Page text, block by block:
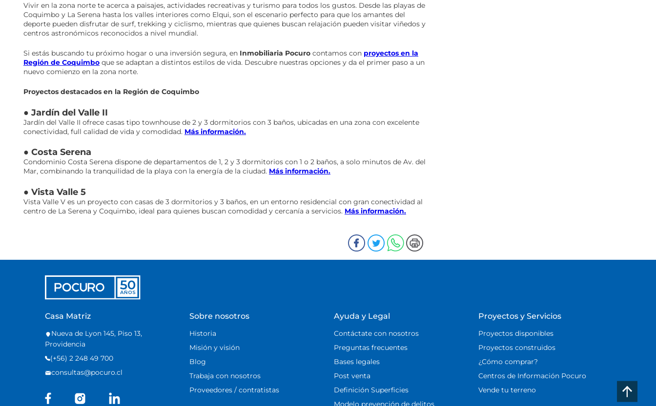
Vivir en la zona norte te acerca a paisajes, actividades recreativas y turismo para todos los gustos. Desde las playas de
Coquimbo y La Serena hasta los valles interiores como Elqui, son el escenario perfecto para que los amantes del
deporte pueden disfrutar de surf, trekking y ciclismo, mientras que quienes buscan relajación pueden visitar viñedos y
centros astronómicos reconocidos a nivel mundial.
Si estás buscando tu próximo hogar o una inversión segura, en Inmobiliaria Pocuro contamos con proyectos en la
Región de Coquimbo que se adaptan a distintos estilos de vida. Descubre nuestras opciones y da el primer paso a un
nuevo comienzo en la zona norte.
Proyectos destacados en la Región de Coquimbo
● Jardín del Valle II
Jardín del Valle II ofrece casas tipo townhouse de 2 y 3 dormitorios con 3 baños, ubicadas en una zona con excelente
conectividad, full calidad de vida y comodidad. Más información.
● Costa Serena
Condominio Costa Serena dispone de departamentos de 1, 2 y 3 dormitorios con 1 o 2 baños, a solo minutos de Av. del
Mar, combinando la tranquilidad de la playa con la energía de la ciudad. Más información.
● Vista Valle 5
Vista Valle V es un proyecto con casas de 3 dormitorios y 3 baños, en un entorno residencial con gran conectividad al
centro de La Serena y Coquimbo, ideal para quienes buscan comodidad y cercanía a servicios. Más información.
Casa Matriz
Nueva de Lyon 145, Piso 13,
Providencia
(+56) 2 248 49 700
consultas@pocuro.cl
Sobre nosotros
Historia
Misión y visión
Blog
Trabaja con nosotros
Proveedores / contratistas
Ayuda y Legal
Contáctate con nosotros
Preguntas frecuentes
Bases legales
Post venta
Definición Superficies
Modelo prevención de delitos
Proyectos y Servicios
Proyectos disponibles
Proyectos construidos
¿Cómo comprar?
Centros de Información Pocuro
Vende tu terreno